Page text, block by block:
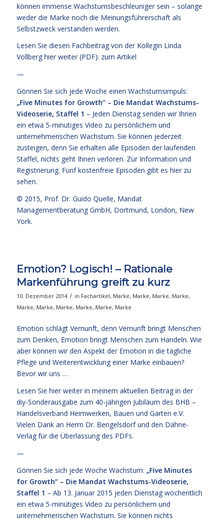
können immense Wachstumsbeschleuniger sein – solange
weder die Marke noch die Meinungsführerschaft als
Selbstzweck verstanden werden.
Lesen Sie diesen Fachbeitrag von der Kollegin Linda
Vollberg hier weiter (PDF): zum Artikel
—
Gönnen Sie sich jede Woche einen Wachstumsimpuls:
„Five Minutes for Growth“ – Die Mandat Wachstums-
Videoserie, Staffel 1 – Jeden Dienstag senden wir Ihnen
ein etwa 5-minütiges Video zu persönlichem und
unternehmerischen Wachstum. Sie können jederzeit
zusteigen, denn Sie erhalten alle Episoden der laufenden
Staffel, nichts geht Ihnen verloren. Zur Information und
Registrierung. Fünf kostenfreie Episoden gibt es hier zu
sehen.
© 2015, Prof. Dr. Guido Quelle, Mandat
Managementberatung GmbH, Dortmund, London, New
York.
Emotion? Logisch! – Rationale
Markenführung greift zu kurz
10. Dezember 2014 / in Fachartikel, Marke, Marke, Marke, Marke,
Marke, Marke, Marke, Marke, Marke, Marke
Emotion schlägt Vernunft, denn Vernunft bringt Menschen
zum Denken, Emotion bringt Menschen zum Handeln. Wie
aber können wir den Aspekt der Emotion in die tägliche
Pflege und Weiterentwicklung einer Marke einbauen?
Bevor wir uns …
Lesen Sie hier weiterin meinem aktuellen Beitrag in der
diy-Sonderausgabe zum 40-jährigen Jubiläum des BHB –
Handelsverband Heimwerken, Bauen und Garten e.V.
Vielen Dank an Herrn Dr. Bengelsdorf und den Dähne-
Verlag für die Überlassung des PDFs.
—
Gönnen Sie sich jede Woche Wachstum: „Five Minutes
for Growth“ – Die Mandat Wachstums-Videoserie,
Staffel 1 – Ab 13. Januar 2015 jeden Dienstag wöchentlich
ein etwa 5-minütiges Video zu persönlichem und
unternehmerischen Wachstum. Sie können nichts